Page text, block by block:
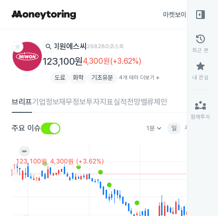
마켓보이스
star search 미원에스씨 268280코스피
123,100원4,300원(+3.62%)
도료 화학 기초유분 4개 테마 더보기 add
브리프기업정보재무정보투자지표실적전망밸류체인
주요 이슈 1분keyboard_arrow_down 일 주
right_panel_open
history
최근 본
star
내 관심
partner_exchange
함께투자